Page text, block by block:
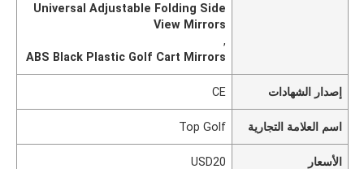
Universal Adjustable Folding Side
View Mirrors
,
ABS Black Plastic Golf Cart Mirrors
إصدار الشهادات CE
اسم العلامة التجارية Top Golf
الأسعار USD20